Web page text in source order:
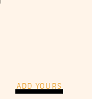
ADD YOURS